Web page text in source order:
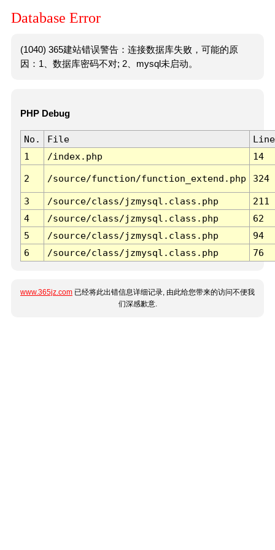
Database Error
(1040) 365建站错误警告：连接数据库失败，可能的原
因：1、数据库密码不对; 2、mysql未启动。
PHP Debug
No. File
Line
1
/index.php 14
2 /source/function/function_extend.php 324
3 /source/class/jzmysql.class.php
211
4
/source/class/jzmysql.class.php
62
5
/source/class/jzmysql.class.php
94
6
/source/class/jzmysql.class.php 76
www.365jz.com 已经将此出错信息详细记录, 由此给您带来的访问不便我
们深感歉意.